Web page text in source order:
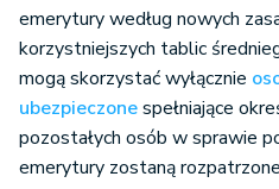
emerytury według nowych
korzystniejszych tablic
mogą skorzystać wyłącznie
ubezpieczonespełniające
pozostałych osób w sprawie
emerytury zostaną